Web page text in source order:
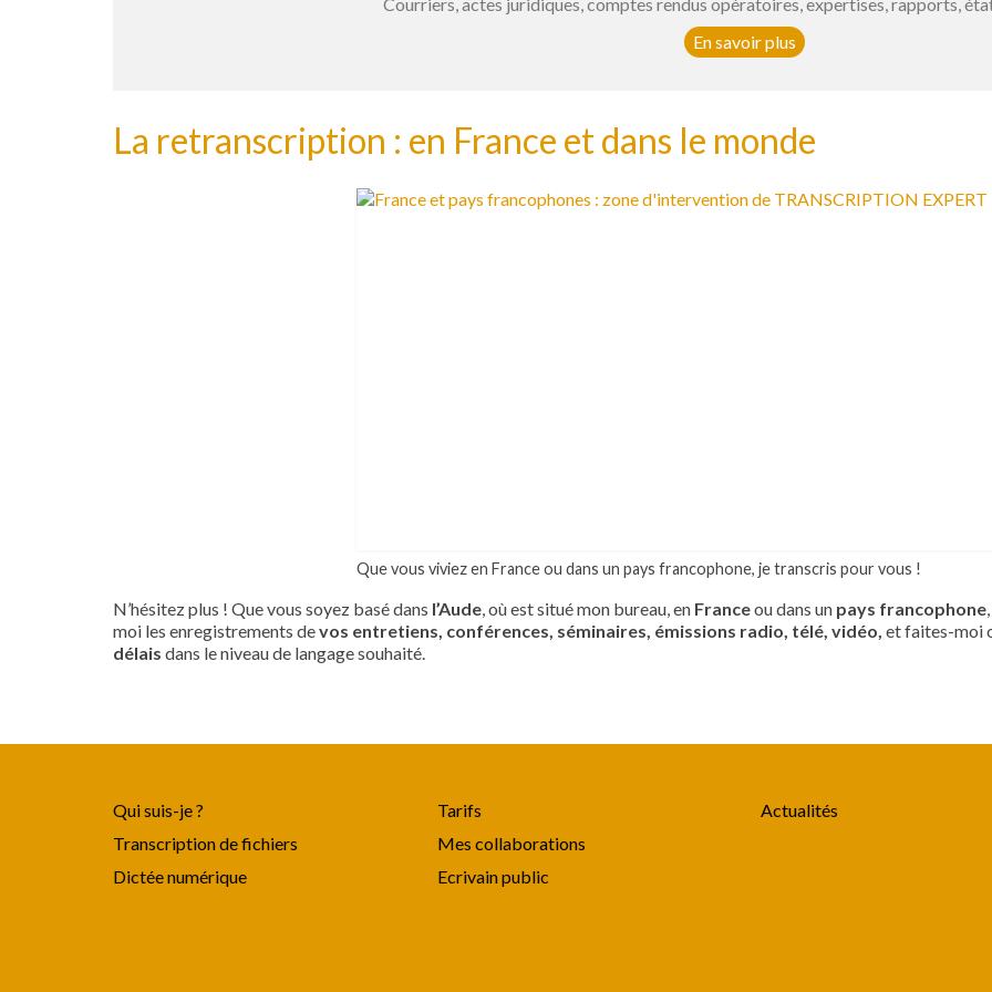
En savoir plus
La retranscription : en France et dans le monde
Que vous viviez en France ou dans un pays francophone, je transcris pour vous !
N’hésitez plus ! Que vous soyez basé dans l’Aude, où est situé mon bureau, en Franceou dans un pays francophone
moi les enregistrements devos entretiens, conférences, séminaires, émissions radio, télé, vidéo, et faites-moi
délais dans le niveau de langage souhaité.
Qui suis-je ?
Transcription de fichiers
Dictée numérique
Tarifs
Mes collaborations
Ecrivain public
Actualités